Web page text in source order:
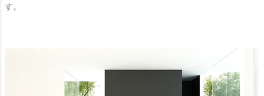
す。